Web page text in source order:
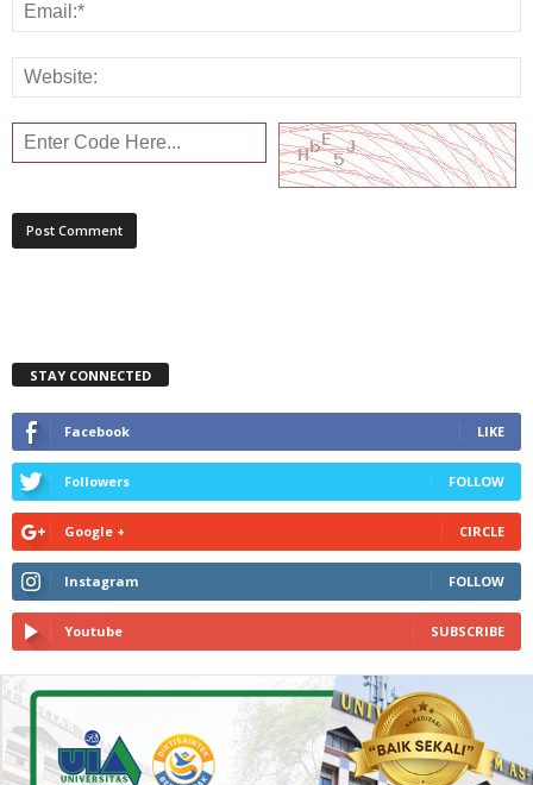
STAY CONNECTED
Facebook LIKE
Followers FOLLOW
Google + CIRCLE
Instagram FOLLOW
Youtube SUBSCRIBE